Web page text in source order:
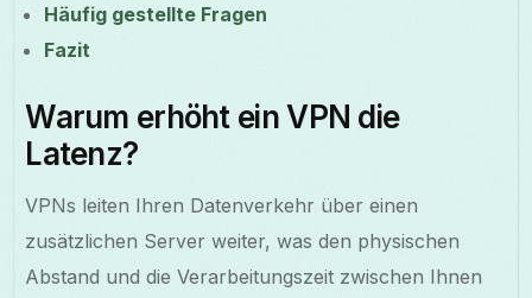
Häufig gestellte Fragen
Fazit
Warum erhöht ein VPN die
Latenz?
VPNs leiten Ihren Datenverkehr über einen
zusätzlichen Server weiter, was den physischen
Abstand und die Verarbeitungszeit zwischen Ihnen